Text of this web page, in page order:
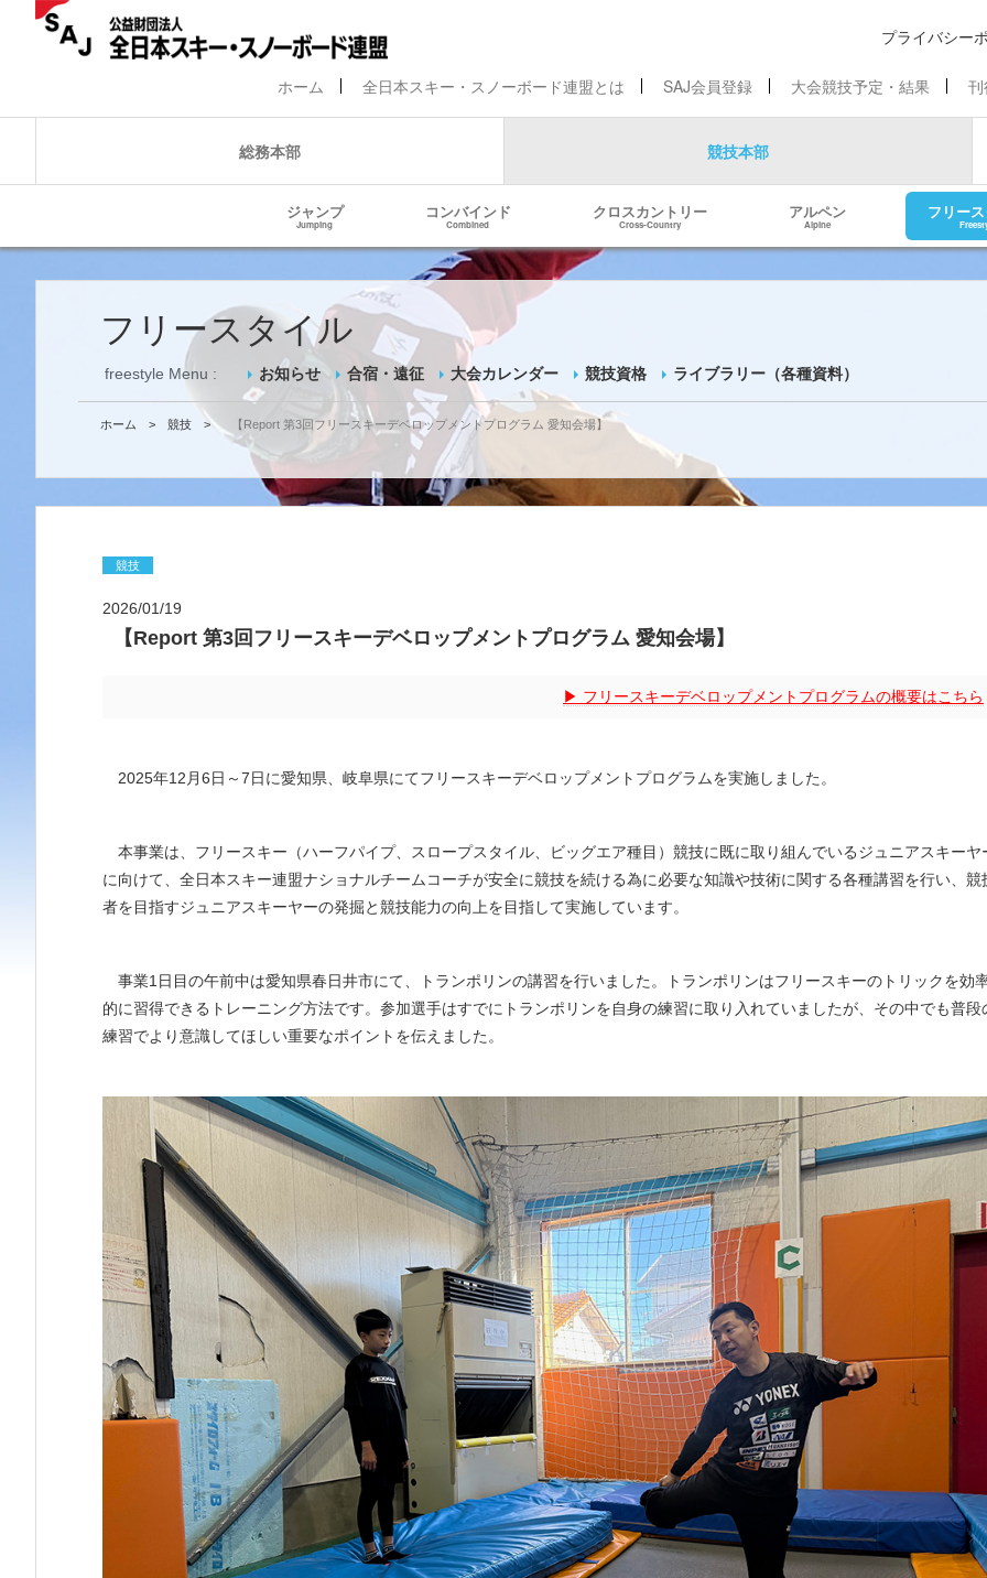
プライバシー
ホーム 全日本スキー・スノーボード連盟とは SAJ会員登録 大会競技予定・結果
総務本部 競技本部
ジャンプ
Jumping
コンバインド
Combined
クロスカントリー
Cross-Country
アルペン
Alpine
フリー
フリースタイル
freestyle Menu : お知らせ 合宿・遠征 大会カレンダー 競技資格 ライブラリー（各種資料）
ホーム > 競技 > 【Report 第3回フリースキーデベロップメントプログラム 愛知会場】
競技
2026/01/19
【Report 第3回フリースキーデベロップメントプログラム 愛知会場】
フリースキーデベロップメントプログラムの概要はこちら
2025年12月6日～7日に愛知県、岐阜県にてフリースキーデベロップメントプログラムを実施しました。
本事業は、フリースキー（ハーフパイプ、スロープスタイル、ビッグエア種目）競技に既に取り組んでいるジュニアスキーヤ
に向けて、全日本スキー連盟ナショナルチームコーチが安全に競技を続ける為に必要な知識や技術に関する各種講習を行い、競
者を目指すジュニアスキーヤーの発掘と競技能力の向上を目指して実施しています。
事業1日目の午前中は愛知県春日井市にて、トランポリンの講習を行いました。トランポリンはフリースキーのトリックを効
的に習得できるトレーニング方法です。参加選手はすでにトランポリンを自身の練習に取り入れていましたが、その中でも普段
練習でより意識してほしい重要なポイントを伝えました。